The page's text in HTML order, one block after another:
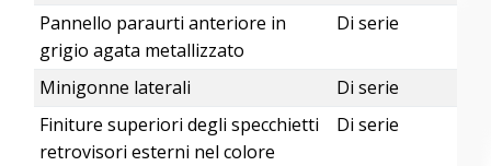
Pannello paraurti anteriore in
grigio agata metallizzato
Di serie
Minigonne laterali
Di serie
Finiture superiori degli specchietti
retrovisori esterni nel colore
Di serie